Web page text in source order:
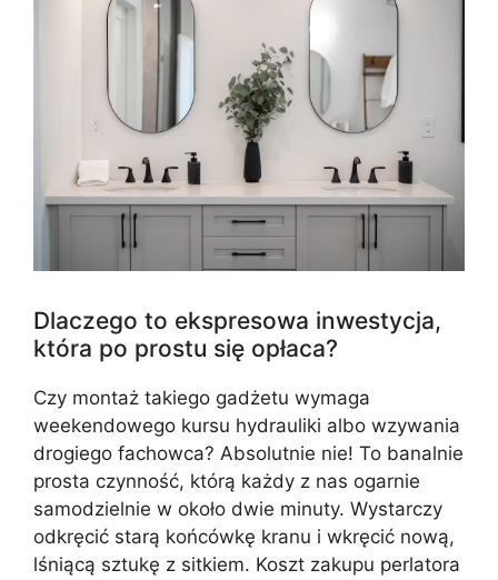
Dlaczego to ekspresowa inwestycja,
która po prostu się opłaca?
Czy montaż takiego gadżetu wymaga
weekendowego kursu hydrauliki albo wzywania
drogiego fachowca? Absolutnie nie! To banalnie
prosta czynność, którą każdy z nas ogarnie
samodzielnie w około dwie minuty. Wystarczy
odkręcić starą końcówkę kranu i wkręcić nową,
lśniącą sztukę z sitkiem. Koszt zakupu perlatora